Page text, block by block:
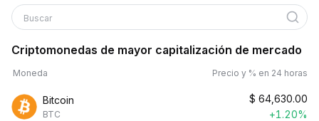
Buscar
Criptomonedas de mayor capitalización de mercado
Moneda Precio y % en 24 horas
Bitcoin
BTC
$ 64,630.00
+1.20%